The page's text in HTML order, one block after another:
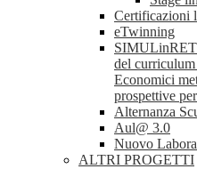
Certificazioni
eTwinning
del
Economici
prospettive
Alternanza
Aul@ 3.0
Nuovo
ALTRI PROGETTI